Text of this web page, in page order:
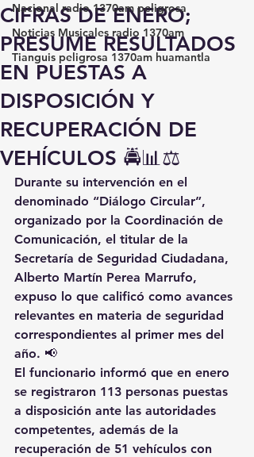
Nacional radio 1370am peligrosa
Noticias Musicales radio 1370am
Tianguis peligrosa 1370am huamantla
CIFRAS DE ENERO;
PRESUME RESULTADOS
EN PUESTAS A
DISPOSICIÓN Y
RECUPERACIÓN DE
VEHÍCULOS 🚔📊⚖️
Durante su intervención en el
denominado “Diálogo Circular”,
organizado por la Coordinación de
Comunicación, el titular de la
Secretaría de Seguridad Ciudadana,
Alberto Martín Perea Marrufo,
expuso lo que calificó como avances
relevantes en materia de seguridad
correspondientes al primer mes del
año. 📢
El funcionario informó que en enero
se registraron 113 personas puestas
a disposición ante las autoridades
competentes, además de la
recuperación de 51 vehículos con